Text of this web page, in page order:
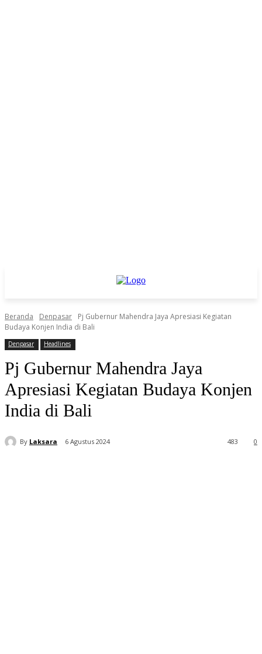
Beranda Denpasar
Pj Gubernur Mahendra Jaya Apresiasi Kegiatan
Budaya Konjen India di Bali
Denpasar Headlines
Pj Gubernur Mahendra Jaya
Apresiasi Kegiatan Budaya Konjen
India di Bali
By Laksara 6 Agustus 2024 0
483